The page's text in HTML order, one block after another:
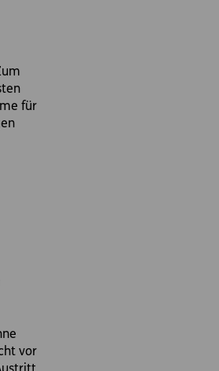
für
vor